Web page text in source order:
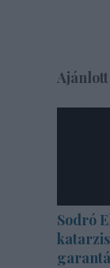
Sodró